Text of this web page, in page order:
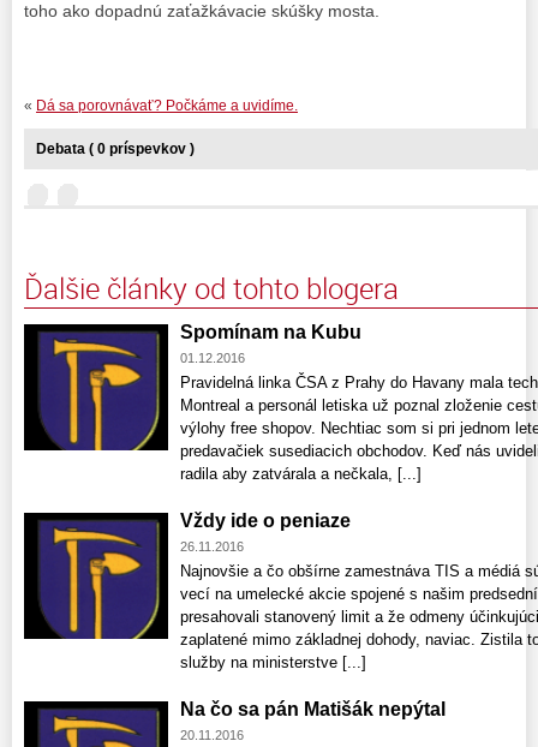
toho ako dopadnú zaťažkávacie skúšky mosta.
« Dá sa porovnávať? Počkáme a uvidíme.
Debata ( 0 príspevkov )
Ďalšie články od tohto blogera
Spomínam na Kubu
01.12.2016
Pravidelná linka ČSA z Prahy do Havany mala
Montreal a personál letiska už poznal zloženie
výlohy free shopov. Nechtiac som si pri jednom
predavačiek susediacich obchodov. Keď nás
radila aby zatvárala a nečkala, [...]
Vždy ide o peniaze
26.11.2016
Najnovšie a čo obšírne zamestnáva TIS a médiá
vecí na umelecké akcie spojené s našim
presahovali stanovený limit a že odmeny
zaplatené mimo základnej dohody, naviac. Zistila
služby na ministerstve [...]
Na čo sa pán Matišák nepýtal
20.11.2016